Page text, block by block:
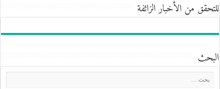
للتحقق من الأخبار الزائفة
البحث